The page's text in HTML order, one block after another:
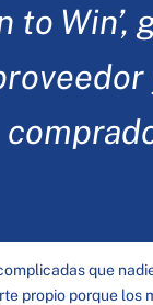
to Win’,
que
propio porque los